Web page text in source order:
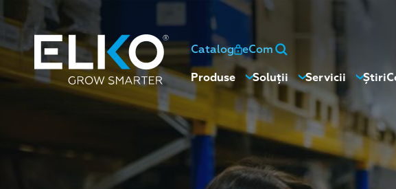
Catalog eCom
Produse Soluții Servicii Știri